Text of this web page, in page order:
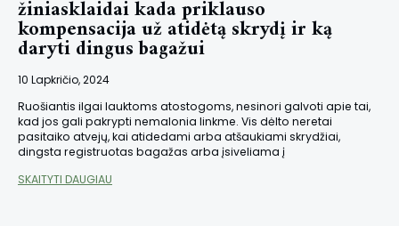
žiniasklaidai kada priklauso
kompensacija už atidėtą skrydį ir ką
daryti dingus bagažui
10 Lapkričio, 2024
Ruošiantis ilgai lauktoms atostogoms, nesinori galvoti apie tai,
kad jos gali pakrypti nemalonia linkme. Vis dėlto neretai
pasitaiko atvejų, kai atidedami arba atšaukiami skrydžiai,
dingsta registruotas bagažas arba įsiveliama į
SKAITYTI DAUGIAU